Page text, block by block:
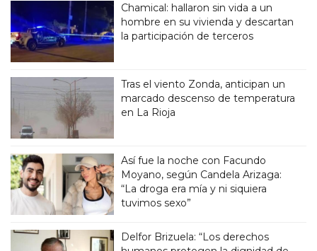
Chamical: hallaron sin vida a un
hombre en su vivienda y descartan
la participación de terceros
Tras el viento Zonda, anticipan un
marcado descenso de temperatura
en La Rioja
Así fue la noche con Facundo
Moyano, según Candela Arizaga:
“La droga era mía y ni siquiera
tuvimos sexo”
Delfor Brizuela: “Los derechos